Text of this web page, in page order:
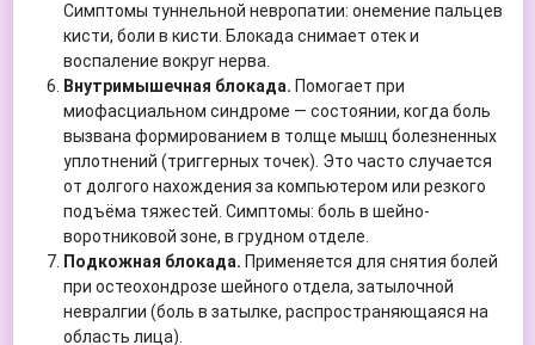
Симптомы туннельной невропатии: онемение пальцев
кисти, боли в кисти. Блокада снимает отек и
воспаление вокруг нерва.
Внутримышечная блокада. Помогает при
миофасциальном синдроме — состоянии, когда боль
вызвана формированием в толще мышц болезненных
уплотнений (триггерных точек). Это часто случается
от долгого нахождения за компьютером или резкого
подъёма тяжестей. Симптомы: боль в шейно-
воротниковой зоне, в грудном отделе.
Подкожная блокада. Применяется для снятия болей
при остеохондрозе шейного отдела, затылочной
невралгии (боль в затылке, распространяющаяся на
область лица).